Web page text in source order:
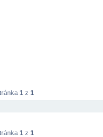
1 z 1
1 z 1